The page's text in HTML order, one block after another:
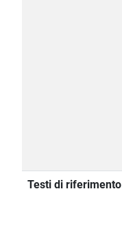
Testi di riferimento